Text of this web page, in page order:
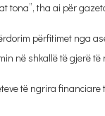
tona”, tha ai për
përfitimet nga
në shkallë të gjerë
të ngrira